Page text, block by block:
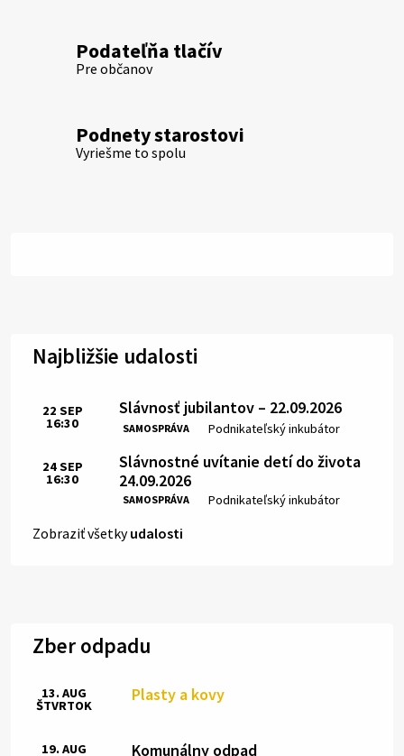
Podateľňa tlačív
Pre občanov
Podnety starostovi
Vyriešme to spolu
Najbližšie udalosti
Slávnosť jubilantov – 22.09.2026
SAMOSPRÁVA Miesto:
Podnikateľský inkubátor
Čas:
22 SEP
16:30
Slávnostné uvítanie detí do života
24.09.2026
SAMOSPRÁVA Miesto:
Podnikateľský inkubátor
Čas:
24SEP
16:30
Zobraziť všetkyudalosti
Zber odpadu
Plasty a kovy
13. AUG
ŠTVRTOK
Komunálny odpad
19. AUG